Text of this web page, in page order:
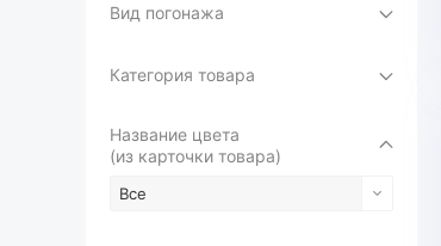
Вид погонажа
Категория товара
Название цвета
(из карточки товара)
Все